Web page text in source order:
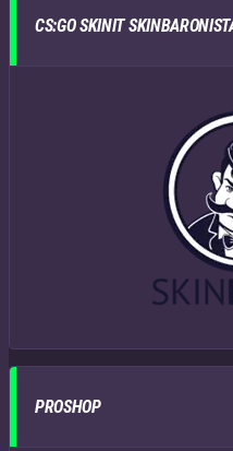
CS:GO SKINIT
PROSHOP